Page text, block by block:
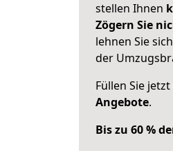
stellen Ihnen
Zögern Sie
lehnen Sie
der
Füllen Sie
Angebote.
Bis zu 60 %